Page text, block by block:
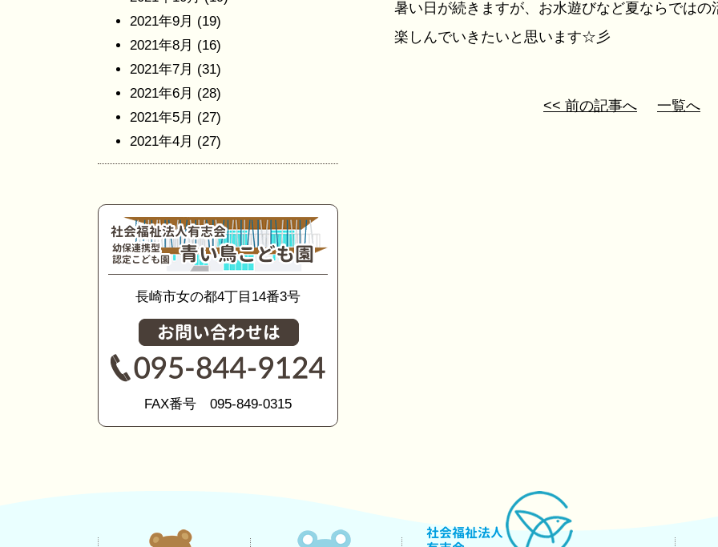
暑い日が続きますが、お水遊びなど夏ならではの
楽しんでいきたいと思います☆彡
<< 前の記事へ 一覧へ
2021年9月 (19)
2021年8月 (16)
2021年7月 (31)
2021年6月 (28)
2021年5月 (27)
2021年4月 (27)
長崎市女の都4丁目14番3号
FAX番号 095-849-0315